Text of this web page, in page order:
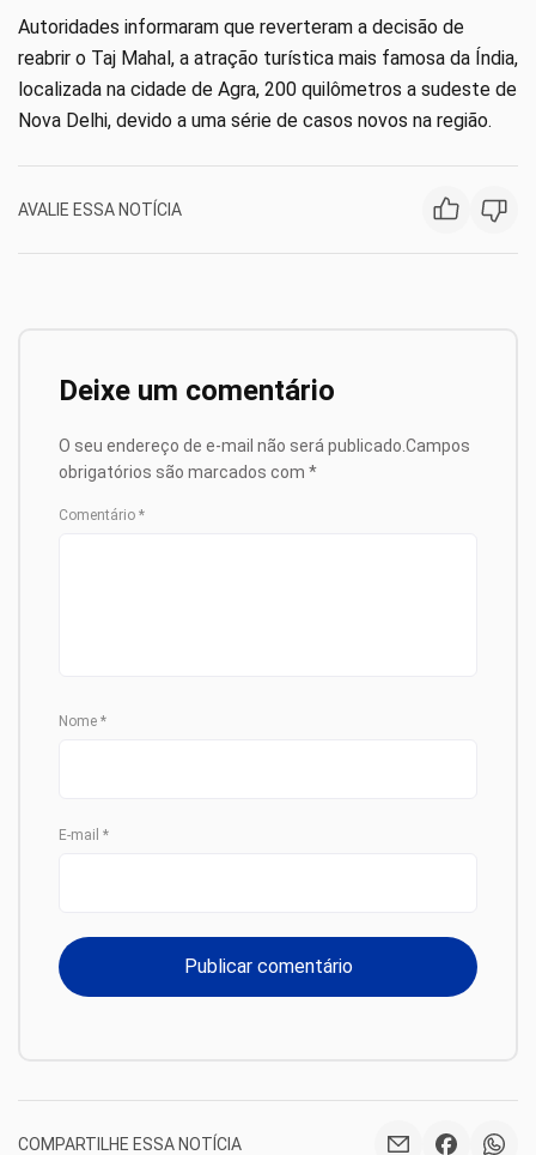
Autoridades informaram que reverteram a decisão de
reabrir o Taj Mahal, a atração turística mais famosa da Índia,
localizada na cidade de Agra, 200 quilômetros a sudeste de
Nova Delhi, devido a uma série de casos novos na região.
AVALIE ESSA NOTÍCIA
Deixe um comentário
O seu endereço de e-mail não será publicado. Campos
obrigatórios são marcados com *
Comentário *
Nome *
E-mail *
COMPARTILHE ESSA NOTÍCIA